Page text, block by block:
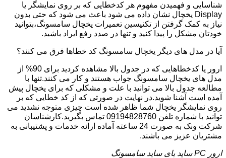
شناسایی و فهمیدن مفهوم هر کدخطایی که بر روی نمایشگر یا
Display یخچال نشان داده می شود باعث می شود که حتی بدون
نیاز به کمک گرفتن از تکنیسین تعمیرات یخچال سامسونگ،بتوانید
خودتان مشکل را پیدا کنید و تنها در صدد رفع ایراد باشید.
آیا در مدل های دیگر یخچال سامسونگ کد خطاها فرق می کنند؟
ارور یا کدخطاهایی که در جدول بالا مشاهده کردید برای 90% از
مدل های یخچال سامسونگ جواب هستند و کار می کنند.تنها با
مطالعه جدول بالا می توانید با علت و مشکلی که برای یخچال پیش
آمده است آشنا شوید.در نهایت در صورتی که از کد خطایی که بر
روی نمایشگر یخچال شما ظاهر شده است چیزی متوجه نشدید می
توانید با شماره تلفن 09194828760 تماس بگیرید.کارشناسان
شرکت ونک به صورت 24 ساعته آماده ارائه خدمات و پشتیبانی به
مشتریان عزیز می باشند.
ارور PC ساید بای ساید سامسونگ